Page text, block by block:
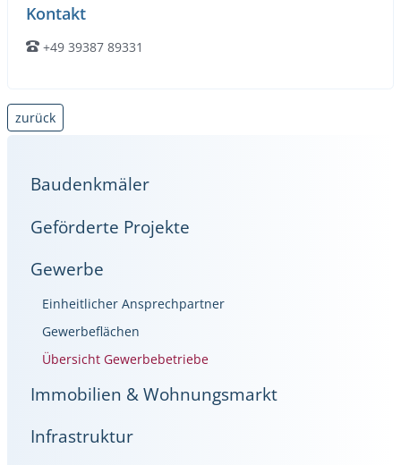
Kontakt
Telefon:
+49 39387 89331
zurück
Baudenkmäler
Geförderte Projekte
Gewerbe
Einheitlicher Ansprechpartner
Gewerbeflächen
Übersicht Gewerbebetriebe
Immobilien & Wohnungsmarkt
Infrastruktur